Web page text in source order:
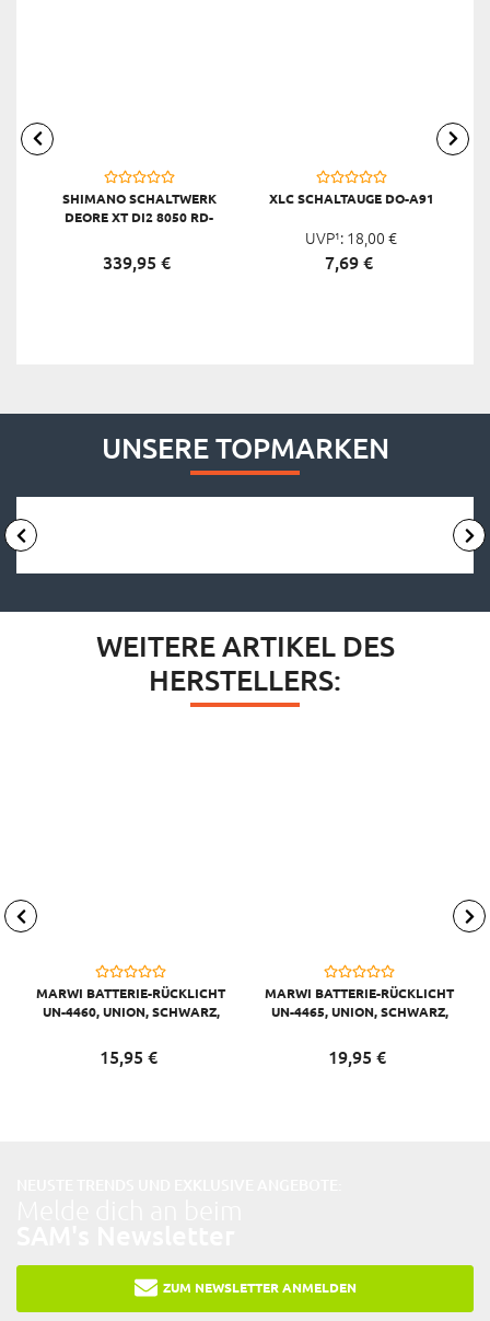
SHIMANO SCHALTWERK
DEORE XT DI2 8050 RD-
339,95 €
XLC SCHALTAUGE DO-A91
UVP¹: 18,00 €
7,69 €
UNSERE TOPMARKEN
WEITERE ARTIKEL DES
HERSTELLERS:
MARWI BATTERIE-RÜCKLICHT
UN-4460, UNION, SCHWARZ,
15,95 €
MARWI BATTERIE-RÜCKLICHT
UN-4465, UNION, SCHWARZ,
19,95 €
ZUM NEWSLETTER ANMELDEN